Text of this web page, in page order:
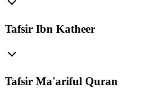
Tafsir Ibn Katheer
Tafsir Ma'ariful Quran